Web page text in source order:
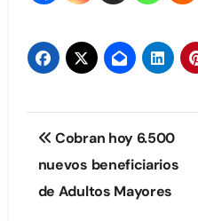
Navegación
de
entradas
Cobran hoy 6.500
nuevos beneficiarios
de Adultos Mayores